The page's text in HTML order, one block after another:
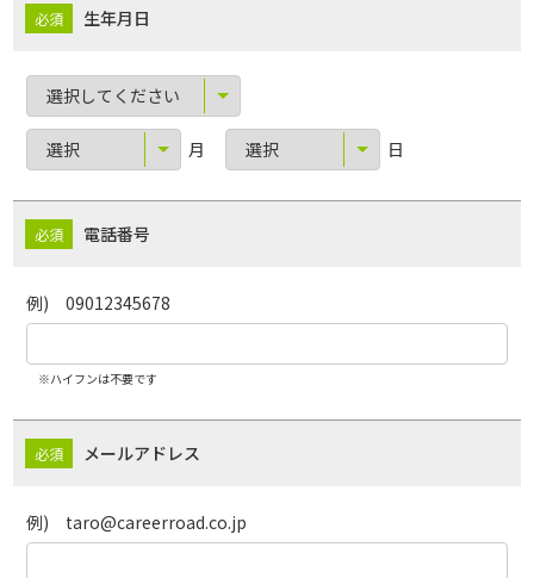
生年月日
月 日
電話番号
例) 09012345678
※ハイフンは不要です
メールアドレス
例) taro@careerroad.co.jp